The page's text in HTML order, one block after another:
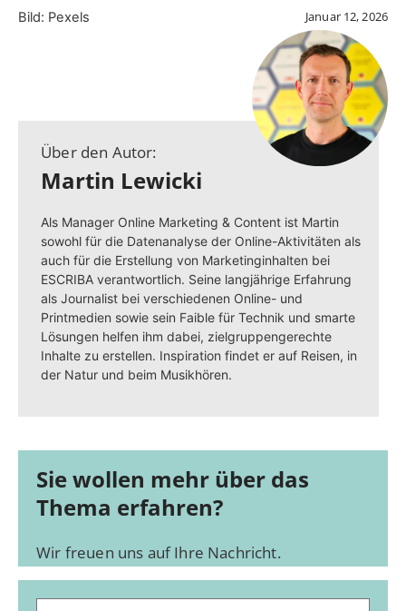
Bild: Pexels Januar 12, 2026
Über den Autor:
Martin Lewicki
Als Manager Online Marketing & Content ist Martin
sowohl für die Datenanalyse der Online-Aktivitäten als
auch für die Erstellung von Marketinginhalten bei
ESCRIBA verantwortlich. Seine langjährige Erfahrung
als Journalist bei verschiedenen Online- und
Printmedien sowie sein Faible für Technik und smarte
Lösungen helfen ihm dabei, zielgruppengerechte
Inhalte zu erstellen. Inspiration findet er auf Reisen, in
der Natur und beim Musikhören.
Sie wollen mehr über das
Thema erfahren?
Wir freuen uns auf Ihre Nachricht.